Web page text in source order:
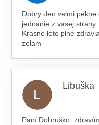
Dobry den velmi
jednanie z vasej
Krasne leto plne
zelam
L
Libuška
Paní Dobruško,